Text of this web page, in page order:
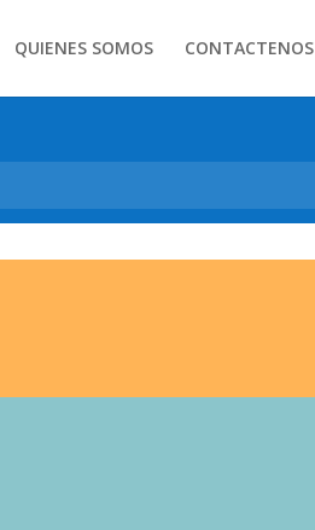
QUIENES SOMOS CONTACTENOS